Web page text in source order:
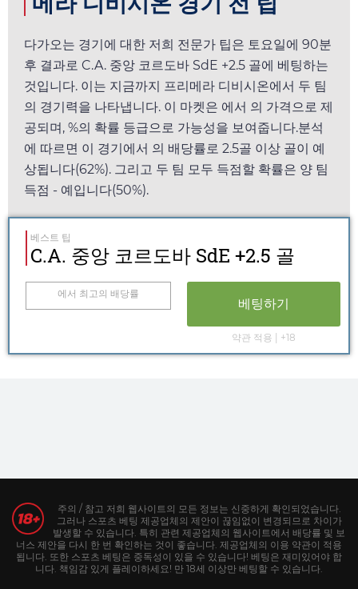
다가오는 경기에 대한 저희 전문가 팁은 토요일에 90분
후 결과로 C.A. 중앙 코르도바 SdE +2.5 골에 베팅하는
것입니다. 이는 지금까지 프리메라 디비시온에서 두 팀
의 경기력을 나타냅니다. 이 마켓은 에서 의 가격으로 제
공되며, %의 확률 등급으로 가능성을 보여줍니다.분석
에 따르면 이 경기에서 의 배당률로 2.5골 이상 골이 예
상됩니다(62%). 그리고 두 팀 모두 득점할 확률은 양 팀
득점 - 예입니다(50%).
베스트 팁
C.A. 중앙 코르도바 SdE +2.5 골
에서 최고의 배당률
베팅하기
약관 적용 | +18
주의 / 참고 저희 웹사이트의 모든 정보는 신중하게 확인되었습니다.
그러나 스포츠 베팅 제공업체의 제안이 끊임없이 변경되므로 차이가
발생할 수 있습니다. 특히 관련 제공업체의 웹사이트에서 배당률 및 보
너스 제안을 다시 한 번 확인하는 것이 좋습니다. 제공업체의 이용 약관이 적용
됩니다. 또한 스포츠 베팅은 중독성이 있을 수 있습니다! 베팅은 재미있어야 합
니다. 책임감 있게 플레이하세요! 만 18세 이상만 베팅할 수 있습니다.